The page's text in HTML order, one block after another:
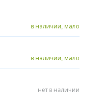
в наличии, мало
в наличии, мало
нет в наличии